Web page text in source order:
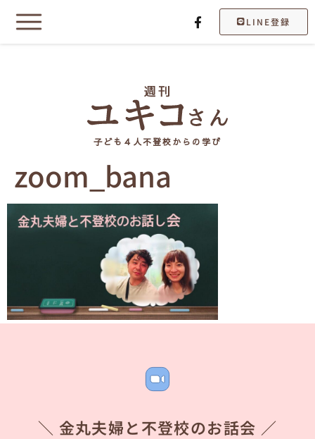
LINE登録
子ども４人不登校からの学び
zoom_bana
＼ 金丸夫婦と不登校のお話会 ／